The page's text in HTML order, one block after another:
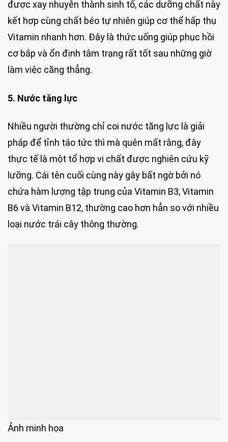
được xay nhuyễn thành sinh tố, các dưỡng chất này
kết hợp cùng chất béo tự nhiên giúp cơ thể hấp thụ
Vitamin nhanh hơn. Đây là thức uống giúp phục hồi
cơ bắp và ổn định tâm trạng rất tốt sau những giờ
làm việc căng thẳng.
5. Nước tăng lực
Nhiều người thường chỉ coi nước tăng lực là giải
pháp để tỉnh táo tức thì mà quên mất rằng, đây
thực tế là một tổ hợp vi chất được nghiên cứu kỹ
lưỡng. Cái tên cuối cùng này gây bất ngờ bởi nó
chứa hàm lượng tập trung của Vitamin B3, Vitamin
B6 và Vitamin B12, thường cao hơn hẳn so với nhiều
loại nước trái cây thông thường.
Ảnh minh họa